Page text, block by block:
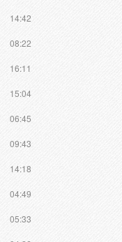
14:42
08:22
16:11
15:04
06:45
09:43
14:18
04:49
05:33